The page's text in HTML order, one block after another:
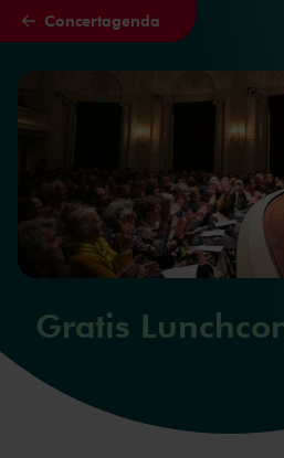
Naar hoofdcontent
Concertagenda
Gratis